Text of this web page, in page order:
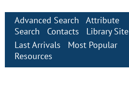
Advanced Search
Attribute
Search
Contacts
Library Site
Last Arrivals
Most Popular
Resources